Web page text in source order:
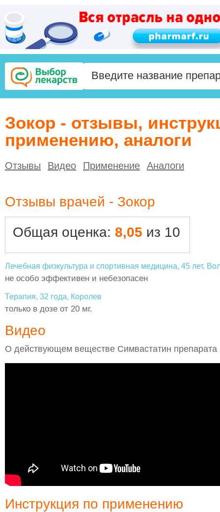
Зокор - отзывы,
применению, аналоги
Отзывы Видео Применение Аналоги
Отзывы врачей - Зокор
Общая оценка: 8,05 из 10
Лечебная физкультура и спортивная медицина, 45 лет,
не особо эффективен и небезопасен
Терапия, 32 года, Королев
только в дозе от 20 мг.
Видео
О действующем веществе Симвастатин препарата
Инструкция по применению